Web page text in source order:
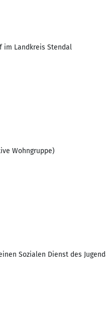
im Landkreis Stendal
Wohngruppe)
Sozialen Dienst des